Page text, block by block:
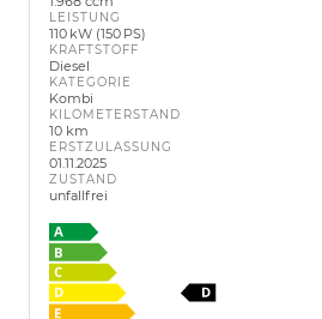
LEISTUNG
110 kW (150 PS)
KRAFTSTOFF
Diesel
KATEGORIE
Kombi
KILOMETERSTAND
10 km
ERSTZULASSUNG
01.11.2025
ZUSTAND
unfallfrei